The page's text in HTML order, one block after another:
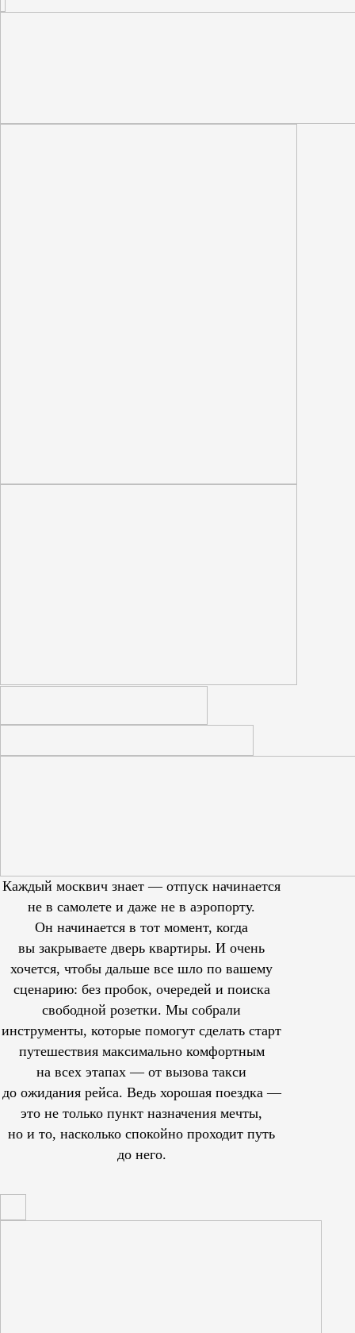
Каждый москвич знает — отпуск начинается
не в самолете и даже не в аэропорту.
Он начинается в тот момент, когда
вы закрываете дверь квартиры. И очень
хочется, чтобы дальше все шло по вашему
сценарию: без пробок, очередей и поиска
свободной розетки. Мы собрали
инструменты, которые помогут сделать старт
путешествия максимально комфортным
на всех этапах — от вызова такси
до ожидания рейса. Ведь хорошая поездка —
это не только пункт назначения мечты,
но и то, насколько спокойно проходит путь
до него.